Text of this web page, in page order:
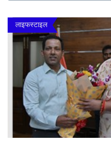
लाइफस्टाइल